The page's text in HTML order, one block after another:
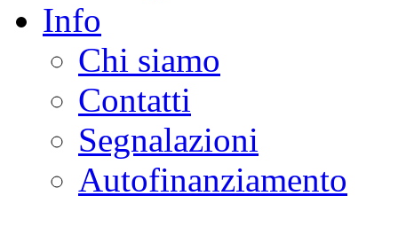
Info
Chi siamo
Contatti
Segnalazioni
Autofinanziamento